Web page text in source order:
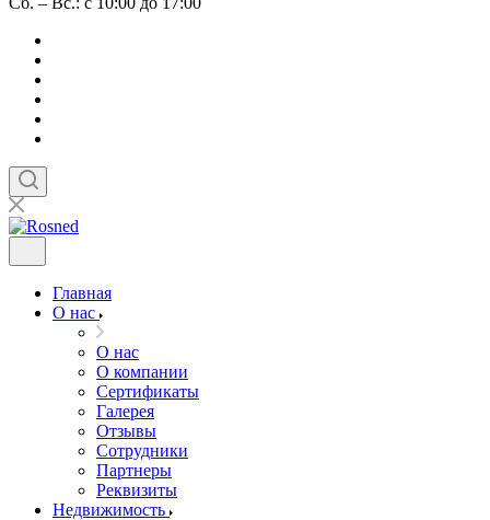
Главная
О нас
О нас
О компании
Сертификаты
Галерея
Отзывы
Сотрудники
Партнеры
Реквизиты
Недвижимость